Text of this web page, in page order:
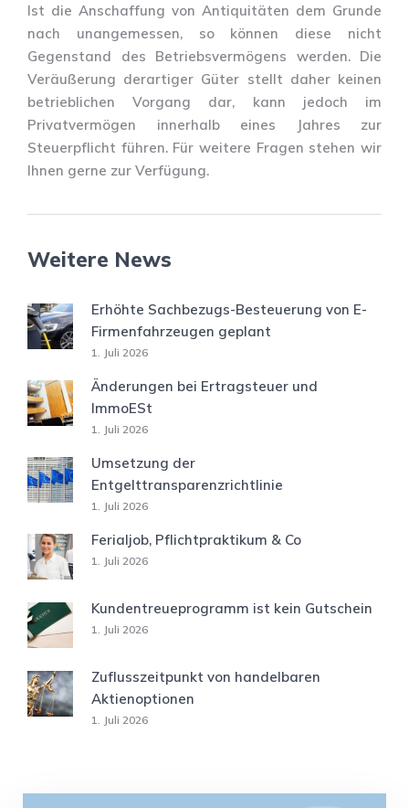
Ist die Anschaffung von Antiquitäten dem Grunde
nach unangemessen, so können diese nicht
Gegenstand des Betriebsvermögens werden. Die
Veräußerung derartiger Güter stellt daher keinen
betrieblichen Vorgang dar, kann jedoch im
Privatvermögen innerhalb eines Jahres zur
Steuerpflicht führen. Für weitere Fragen stehen wir
Ihnen gerne zur Verfügung.
Weitere News
Erhöhte Sachbezugs-Besteuerung von E-
Firmenfahrzeugen geplant
1. Juli 2026
Änderungen bei Ertragsteuer und
ImmoESt
1. Juli 2026
Umsetzung der
Entgelttransparenzrichtlinie
1. Juli 2026
Ferialjob, Pflichtpraktikum & Co
1. Juli 2026
Kundentreueprogramm ist kein Gutschein
1. Juli 2026
Zuflusszeitpunkt von handelbaren
Aktienoptionen
1. Juli 2026